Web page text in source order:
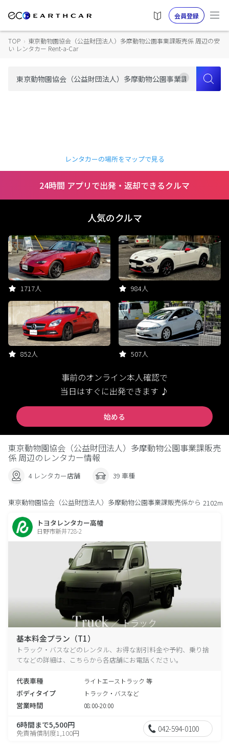
会員登録
TOP › 東京動物園協会（公益財団法人）多摩動物公園事業課販売係 周辺の安
い レンタカー Rent-a-Car
レンタカーの場所をマップで見る
24時間 アプリで出発・返却できるクルマ
人気のクルマ
1717人 984人
852人 507人
事前のオンライン本人確認で
当日はすぐに出発できます ♪
始める
東京動物園協会（公益財団法人）多摩動物公園事業課販売
係 周辺のレンタカー情報
4 レンタカー店舗 39 車種
東京動物園協会（公益財団法人）多摩動物公園事業課販売係から 2102m
トヨタレンタカー高幡
日野市新井728-2
基本料金プラン（T1）
トラック・バスなどのレンタル、お得な割引料金や予約、乗り捨
てなどの詳細は、こちらから各店舗にお電話ください。
代表車種 ライトエーストラック 等
ボディタイプ トラック・バスなど
営業時間 08:00-20:00
6時間まで5,500円
免責補償制度1,100円 042-594-0100